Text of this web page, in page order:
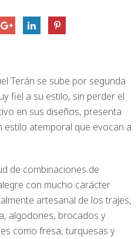
Terán se sube por segunda
fiel a su estilo, sin perder el
en sus diseños, presenta
estilo atemporal que evocan a
de combinaciones de
con mucho carácter
artesanal de los trajes,
algodones, brocados y
como fresa, turquesas y